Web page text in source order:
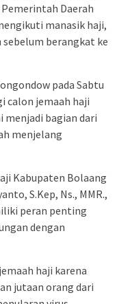
Daerah
manasik haji,
berangkat ke
pada Sabtu
calon jemaah haji
menjadi bagian dari
menjelang
Kabupaten Bolaang
S.Kep, Ns., MMR.,
peran penting
dengan
haji karena
jutaan orang dari